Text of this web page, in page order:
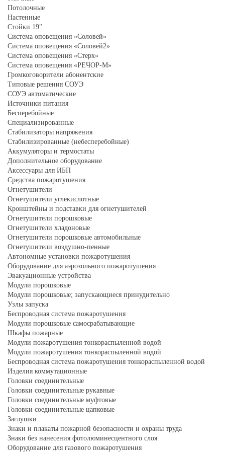
Потолочные
Настенные
Стойки 19"
Система оповещения «Соловей»
Система оповещения «Соловей2»
Система оповещения «Стерх»
Система оповещения «РЕЧОР-М»
Громкоговорители абонентские
Типовые решения СОУЭ
СОУЭ автоматические
Источники питания
Бесперебойные
Специализированные
Стабилизаторы напряжения
Стабилизированные (небесперебойные)
Аккумуляторы и термостаты
Дополнительное оборудование
Аксессуары для ИБП
Средства пожаротушения
Огнетушители
Огнетушители углекислотные
Кронштейны и подставки для огнетушителей
Огнетушители порошковые
Огнетушители хладоновые
Огнетушители порошковые автомобильные
Огнетушители воздушно-пенные
Автономные установки пожаротушения
Оборудование для аэрозольного пожаротушения
Эвакуационные устройства
Модули порошковые
Модули порошковые; запускающиеся принудительно
Узлы запуска
Беспроводная система пожаротушения
Модули порошковые самосрабатывающие
Шкафы пожарные
Модули пожаротушения тонкораспыленной водой
Модули пожаротушения тонкораспыленной водой
Беспроводная система пожаротушения тонкораспыленной водой
Изделия коммутационные
Головки соединительные
Головки соединительные рукавные
Головки соединительные муфтовые
Головки соединительные цапковые
Заглушки
Знаки и плакаты пожарной безопасности и охраны труда
Знаки без нанесения фотолюминесцентного слоя
Оборудование для газового пожаротушения